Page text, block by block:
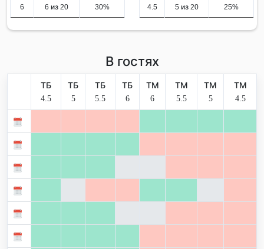
6 6 из 20 30% 4.5 5 из 20 25%
В гостях
ТБ
4.5
ТБ
5
ТБ
5.5
ТБ
6
ТМ
6
ТМ
5.5
ТМ
5
ТМ
4.5